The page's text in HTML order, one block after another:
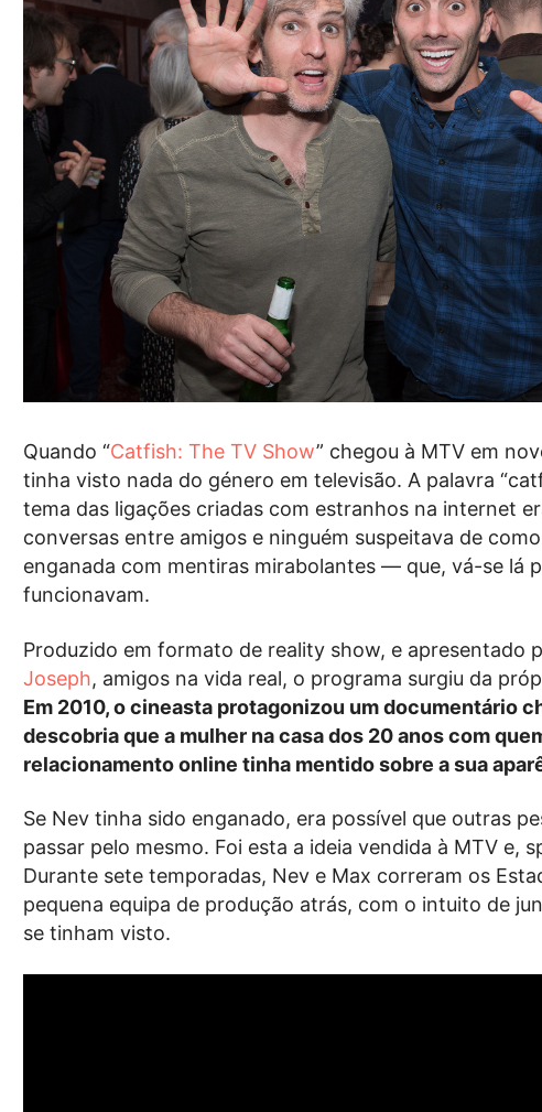
Quando “Catfish: The TV Show” chegou à MTV em
tinha visto nada do género em televisão. A palavra
tema das ligações criadas com estranhos na internet
conversas entre amigos e ninguém suspeitava de
enganada com mentiras mirabolantes — que, vá-se lá
funcionavam.
Produzido em formato de reality show, e apresentado
Joseph, amigos na vida real, o programa surgiu da
Em 2010, o cineasta protagonizou um documentário
descobria que a mulher na casa dos 20 anos com
relacionamento online tinha mentido sobre a sua
Se Nev tinha sido enganado, era possível que outras
passar pelo mesmo. Foi esta a ideia vendida à MTV e,
Durante sete temporadas, Nev e Max correram os
pequena equipa de produção atrás, com o intuito de
se tinham visto.